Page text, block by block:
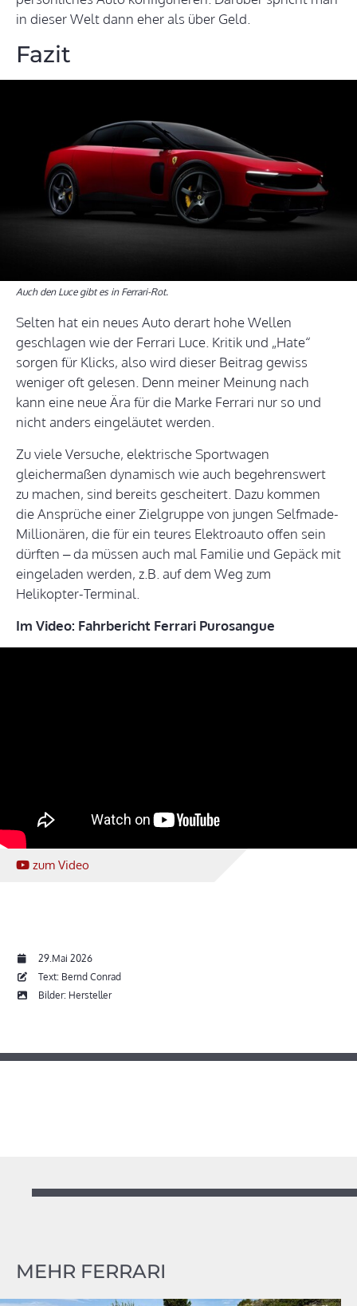
in dieser Welt dann eher als über Geld.
Fazit
Auch den Luce gibt es in Ferrari-Rot.
Selten hat ein neues Auto derart hohe Wellen
geschlagen wie der Ferrari Luce. Kritik und „Hate“
sorgen für Klicks, also wird dieser Beitrag gewiss
weniger oft gelesen. Denn meiner Meinung nach
kann eine neue Ära für die Marke Ferrari nur so und
nicht anders eingeläutet werden.
Zu viele Versuche, elektrische Sportwagen
gleichermaßen dynamisch wie auch begehrenswert
zu machen, sind bereits gescheitert. Dazu kommen
die Ansprüche einer Zielgruppe von jungen Selfmade-
Millionären, die für ein teures Elektroauto offen sein
dürften – da müssen auch mal Familie und Gepäck mit
eingeladen werden, z.B. auf dem Weg zum
Helikopter-Terminal.
Im Video: Fahrbericht Ferrari Purosangue
zum Video
29.Mai 2026
Text: Bernd Conrad
Bilder: Hersteller
MEHR FERRARI